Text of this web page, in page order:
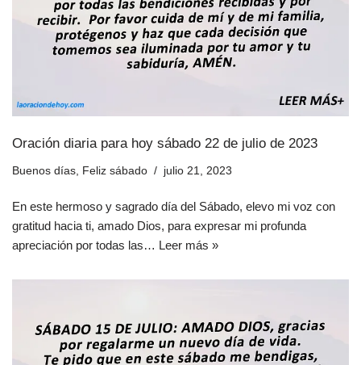
Oración diaria para hoy sábado 22 de julio de 2023
Buenos días Feliz sábado julio 21, 2023
En este hermoso y sagrado día del Sábado, elevo mi voz con
gratitud hacia ti, amado Dios, para expresar mi profunda
apreciación por todas las… Leer más »